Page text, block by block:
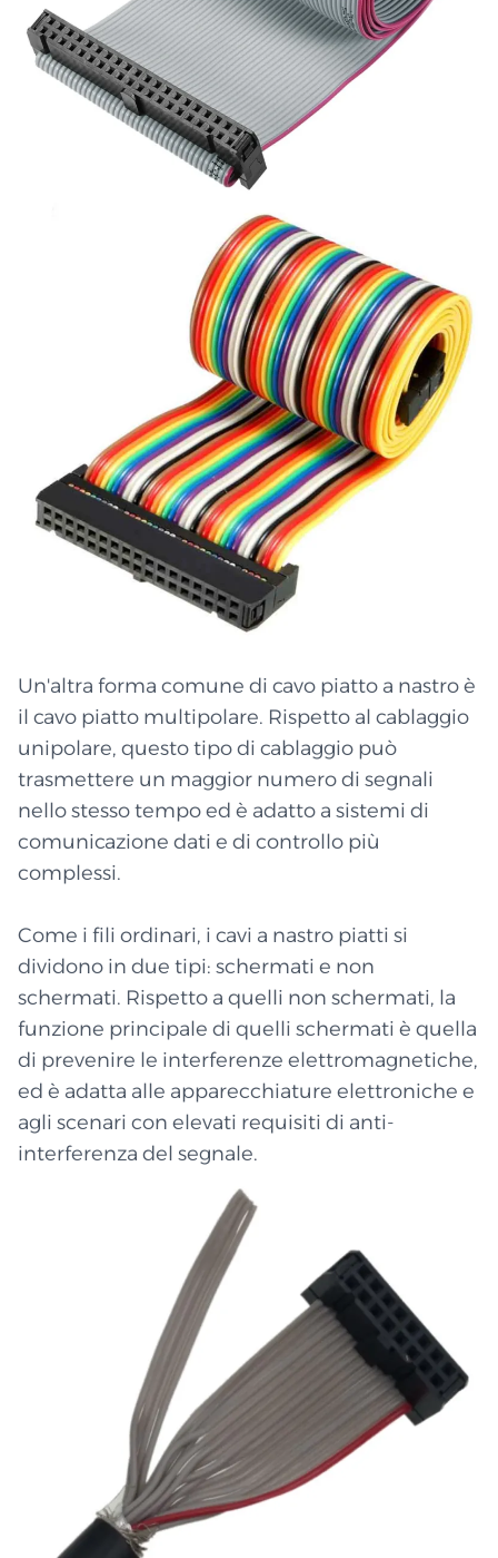
Un'altra forma comune di cavo piatto a nastro è
il cavo piatto multipolare. Rispetto al cablaggio
unipolare, questo tipo di cablaggio può
trasmettere un maggior numero di segnali
nello stesso tempo ed è adatto a sistemi di
comunicazione dati e di controllo più
complessi.
Come i fili ordinari, i cavi a nastro piatti si
dividono in due tipi: schermati e non
schermati. Rispetto a quelli non schermati, la
funzione principale di quelli schermati è quella
di prevenire le interferenze elettromagnetiche,
ed è adatta alle apparecchiature elettroniche e
agli scenari con elevati requisiti di anti-
interferenza del segnale.